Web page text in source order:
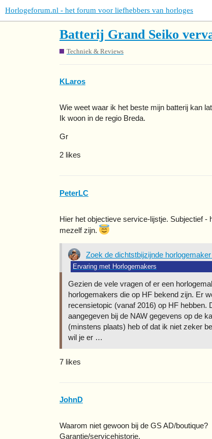
Horlogeforum.nl - het forum voor liefhebbers van horloges
Batterij Grand Seiko
Techniek & Reviews
KLaros
Wie weet waar ik het beste mijn batterij kan
Ik woon in de regio Breda.
Gr
2 likes
PeterLC
Hier het objectieve service-lijstje. Subjectief -
mezelf zijn.
Zoek de dichtstbijzijnde
Ervaring met Horlogemakers
Gezien de vele vragen of er een
horlogemakers die op HF bekend zijn. Er
recensietopic (vanaf 2016) op HF hebben.
aangegeven bij de NAW gegevens op de
(minstens plaats) heb of dat ik niet zeker
wil je er …
7 likes
JohnD
Waarom niet gewoon bij de GS AD/boutique?
Garantie/servicehistorie.